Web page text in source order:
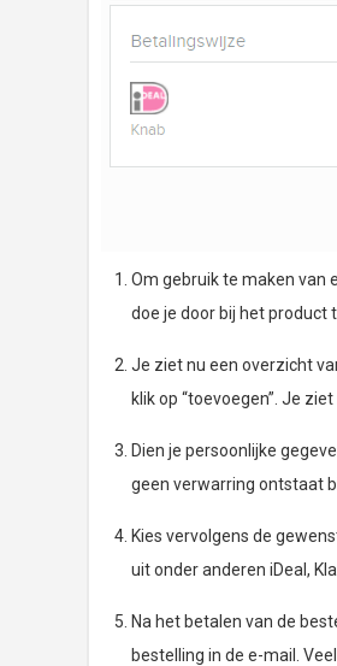
Om gebruik te maken van
doe je door bij het product
Je ziet nu een overzicht
klik op “toevoegen”. Je
Dien je persoonlijke
geen verwarring ontstaat
Kies vervolgens de
uit onder anderen iDeal,
Na het betalen van de
bestelling in de e-mail.